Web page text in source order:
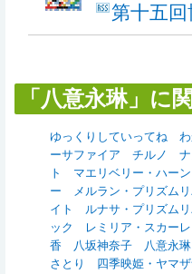
第十五
「八意永琳」に
ゆっくりしていってね
ーサファイア
チルノ
ト
マエリベリー・ハーン
ー
メルラン・プリズム
イト
ルナサ・プリズム
ック
レミリア・スカーレ
香
八坂神奈子 八意永琳
さとり
四季映姫・ヤマ